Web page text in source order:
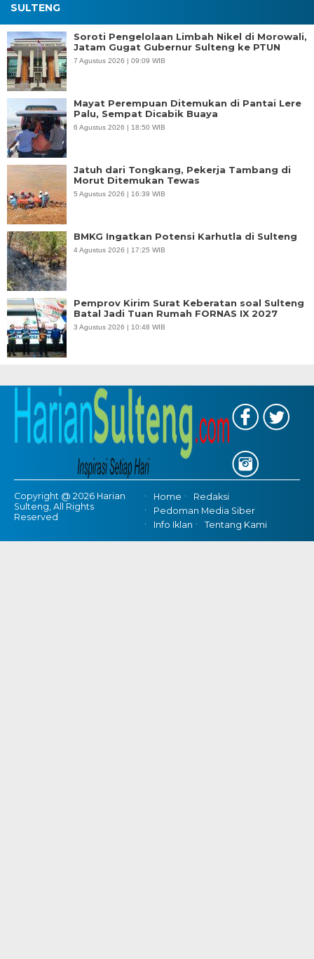
SULTENG
Soroti Pengelolaan Limbah Nikel di Morowali,
Jatam Gugat Gubernur Sulteng ke PTUN
7 Agustus 2026 | 09:09 WIB
Mayat Perempuan Ditemukan di Pantai Lere
Palu, Sempat Dicabik Buaya
6 Agustus 2026 | 18:50 WIB
Jatuh dari Tongkang, Pekerja Tambang di
Morut Ditemukan Tewas
5 Agustus 2026 | 16:39 WIB
BMKG Ingatkan Potensi Karhutla di Sulteng
4 Agustus 2026 | 17:25 WIB
Pemprov Kirim Surat Keberatan soal Sulteng
Batal Jadi Tuan Rumah FORNAS IX 2027
3 Agustus 2026 | 10:48 WIB
Copyright @ 2026 Harian
Sulteng, All Rights
Reserved
Home
Redaksi
Pedoman Media Siber
Info Iklan
Tentang Kami